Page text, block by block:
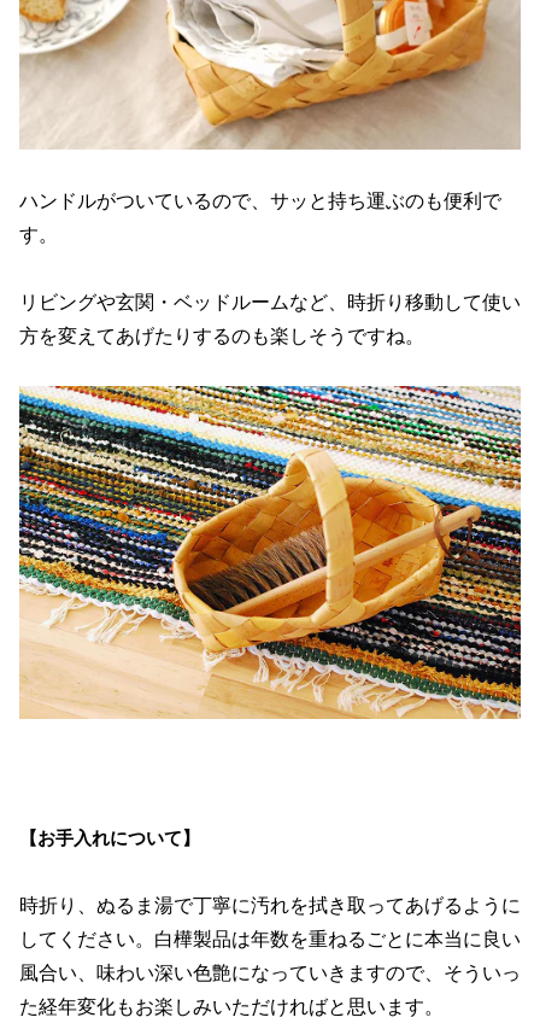
ハンドルがついているので、サッと持ち運ぶのも便利で
す。
リビングや玄関・ベッドルームなど、時折り移動して使い
方を変えてあげたりするのも楽しそうですね。
【お手入れについて】
時折り、ぬるま湯で丁寧に汚れを拭き取ってあげるように
してください。白樺製品は年数を重ねるごとに本当に良い
風合い、味わい深い色艶になっていきますので、そういっ
た経年変化もお楽しみいただければと思います。